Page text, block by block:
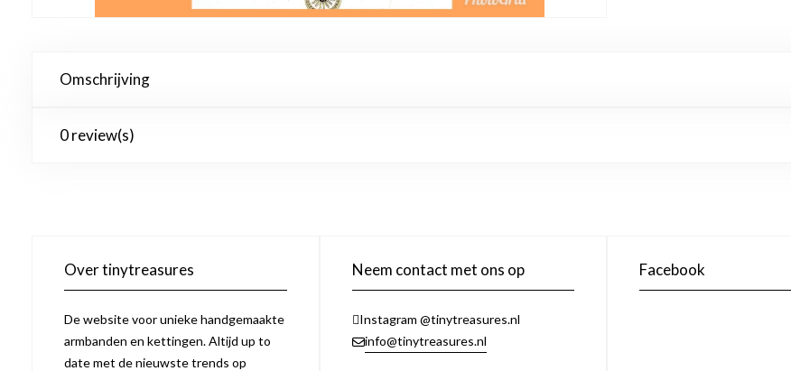
Omschrijving
0 review(s)
Over tinytreasures
De website voor unieke handgemaakte
armbanden en kettingen. Altijd up to
date met de nieuwste trends op
Neem contact met ons op
Instagram @tinytreasures.nl
info@tinytreasures.nl
Facebook